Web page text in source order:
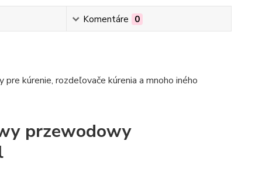
Komentáre 0
kúrenie, rozdeľovače kúrenia a mnoho iného
przewodowy